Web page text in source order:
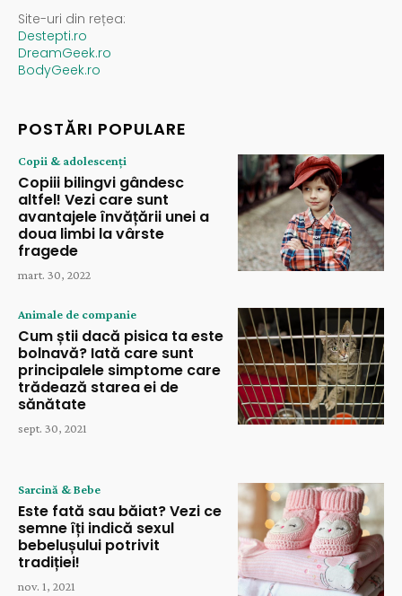
Site-uri din rețea:
Destepti.ro
DreamGeek.ro
BodyGeek.ro
POSTĂRI POPULARE
Copii & adolescenți
Copiii bilingvi gândesc
altfel! Vezi care sunt
avantajele învățării unei a
doua limbi la vârste
fragede
mart. 30, 2022
Animale de companie
Cum știi dacă pisica ta este
bolnavă? Iată care sunt
principalele simptome care
trădează starea ei de
sănătate
sept. 30, 2021
Sarcină & Bebe
Este fată sau băiat? Vezi ce
semne îți indică sexul
bebelușului potrivit
tradiției!
nov. 1, 2021